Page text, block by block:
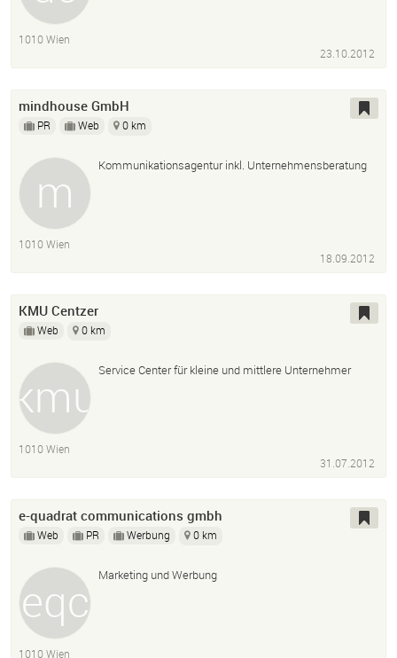
1010 Wien
23.10.2012
mindhouse GmbH
PR Web 0 km
Kommunikationsagentur inkl. Unternehmensberatung
1010 Wien
18.09.2012
KMU Centzer
Web 0 km
Service Center für kleine und mittlere Unternehmer
1010 Wien
31.07.2012
e-quadrat communications gmbh
Web PR Werbung 0 km
Marketing und Werbung
1010 Wien